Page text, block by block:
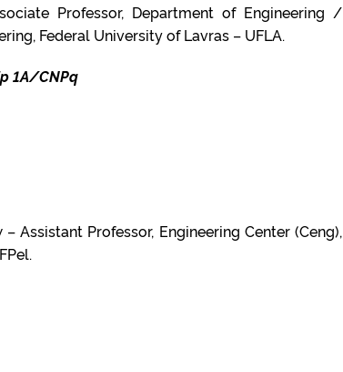
Professor, Department of Engineering /
Federal University of Lavras – UFLA.
1A/CNPq
Assistant Professor, Engineering Center (Ceng),